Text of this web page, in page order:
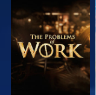
シリーズを探求